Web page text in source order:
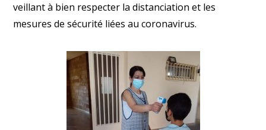
veillant à bien respecter la distanciation et les
mesures de sécurité liées au coronavirus.